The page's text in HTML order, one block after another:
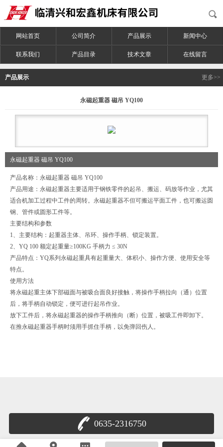
网站首页 公司简介 产品展示 新闻中心
联系我们 产品目录 技术文章 在线留言
产品展示 更多>>
永磁起重器 磁吊 YQ100
永磁起重器 磁吊 YQ100
产品名称：永磁起重器 磁吊 YQ100
产品用途：永磁起重器主要适用于钢铁零件的起吊、搬运、码放等作业，尤其
适合机加工过程中工件的周转。永磁起重器不但可搬运平面工件，也可搬运圆
钢、管件或圆形工件等。
主要结构和参数
1、主要结构：起重器主体、吊环、操作手柄、锁定装置。
2、YQ 100 额定起重量≥100KG 手柄力 ≤ 30N
产品特点：YQ系列永磁起重具有起重量大、体积小、操作方便、使用安全等
特点。
使用方法
将永磁起重主体下部磁面与被吸合面良好接触，将操作手柄拉向（通）位置
后，将手柄自动锁定，便可进行起吊作业。
放下工件后，将永磁起重器的操作手柄推向（断）位置，被吸工件即卸下。
在推永磁起重器手柄时须用手抓住手柄，以免弹回伤人。
0635-2316750